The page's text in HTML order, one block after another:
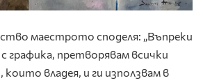
маестрото споделя: „Въпреки
с графика, претворявам всички
владея, и ги използвам в